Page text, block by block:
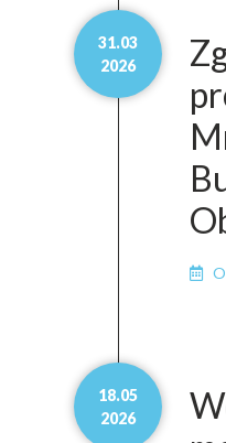
31.03
2026
18.05
2026